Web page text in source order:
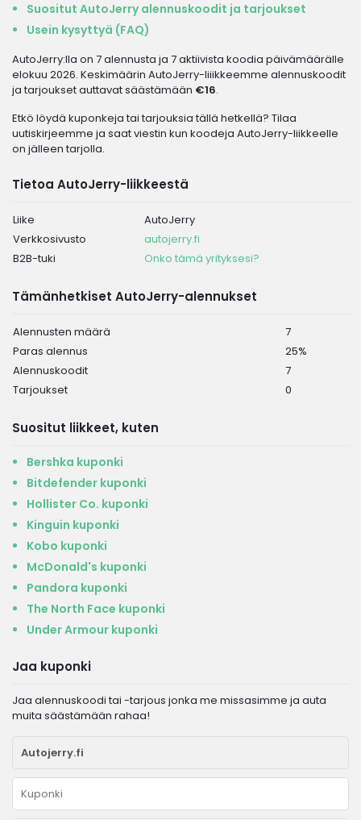
Suositut AutoJerry alennuskoodit ja tarjoukset
Usein kysyttyä (FAQ)
AutoJerry:lla on 7 alennusta ja 7 aktiivista koodia päivämäärälle
elokuu 2026. Keskimäärin AutoJerry-liiikkeemme alennuskoodit
ja tarjoukset auttavat säästämään €16.
Etkö löydä kuponkeja tai tarjouksia tällä hetkellä? Tilaa
uutiskirjeemme ja saat viestin kun koodeja AutoJerry-liikkeelle
on jälleen tarjolla.
Tietoa AutoJerry-liikkeestä
Liike
AutoJerry
Verkkosivusto
autojerry.fi
B2B-tuki
Onko tämä yrityksesi?
Tämänhetkiset AutoJerry-alennukset
Alennusten määrä
7
Paras alennus
25%
Alennuskoodit
7
Tarjoukset
0
Suositut liikkeet, kuten
Bershka kuponki
Bitdefender kuponki
Hollister Co. kuponki
Kinguin kuponki
Kobo kuponki
McDonald's kuponki
Pandora kuponki
The North Face kuponki
Under Armour kuponki
Jaa kuponki
Jaa alennuskoodi tai -tarjous jonka me missasimme ja auta
muita säästämään rahaa!